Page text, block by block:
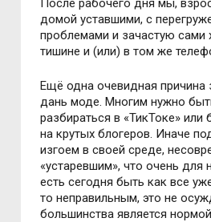
После рабочего дня мы,
домой уставшими, с
проблемами и зачастую сами
тишине и (или) в том же
Ещё одна очевидная причина
дань моде. Многим нужно
разбираться в «ТикТоке»
на крутых блогеров. Иначе
изгоем в своей среде,
«устаревшим», что очень для
есть сегодня быть как все
то неправильным, это не
большинства является